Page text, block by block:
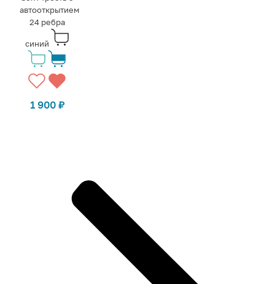
автооткрытием
24 ребра
синий
1 900 ₽